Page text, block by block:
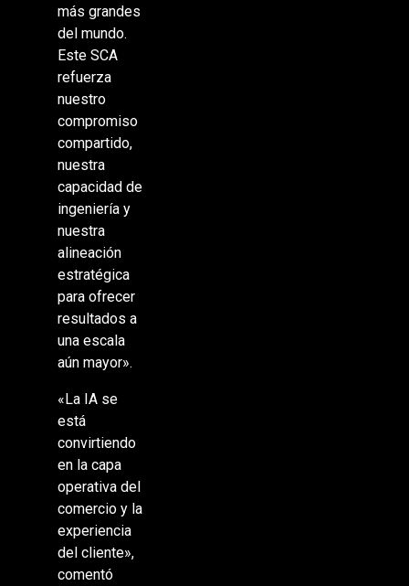
más grandes
del mundo.
Este SCA
refuerza
nuestro
compromiso
compartido,
nuestra
capacidad de
ingeniería y
nuestra
alineación
estratégica
para ofrecer
resultados a
una escala
aún mayor».
«La IA se
está
convirtiendo
en la capa
operativa del
comercio y la
experiencia
del cliente»,
comentó